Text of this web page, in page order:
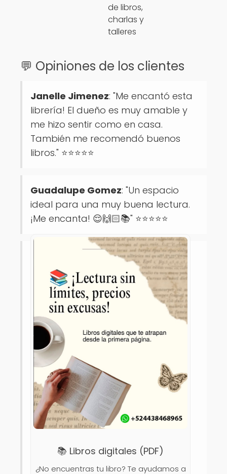
de libros,
charlas y
talleres
💬 Opiniones de los clientes
Janelle Jimenez: "Me encantó esta
librería! El dueño es muy amable y
me hizo sentir como en casa.
También me recomendó buenos
libros." ⭐⭐⭐⭐⭐
Guadalupe Gomez: "Un espacio
ideal para una muy buena lectura.
¡Me encanta! 😌🙌🏻📚" ⭐⭐⭐⭐⭐
📚 Libros digitales (PDF)
¿No encuentras tu libro? Te ayudamos a